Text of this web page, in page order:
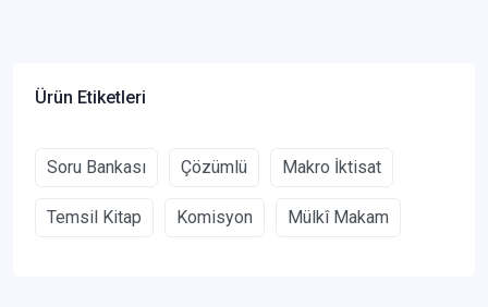
Ürün Etiketleri
Soru Bankası Çözümlü Makro İktisat
Temsil Kitap Komisyon Mülkî Makam